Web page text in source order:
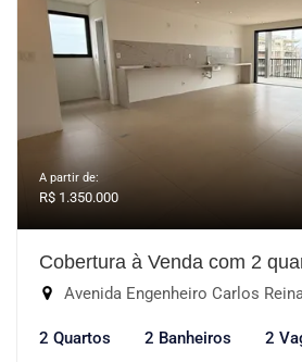
A partir de:
R$ 1.350.000
Cobertura à Venda com 2
Avenida Engenheiro Carlos Reinaldo Mendes -
2 Quartos 2 Banheiros 2